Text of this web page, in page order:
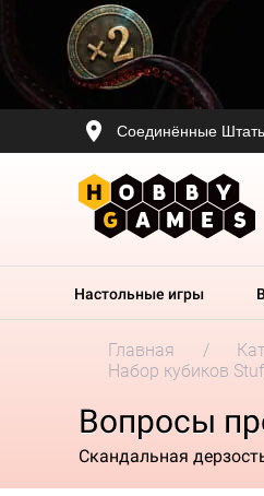
Соединённые
Настольные игры
Главная
Набор кубиков
Вопросы
Скандальная